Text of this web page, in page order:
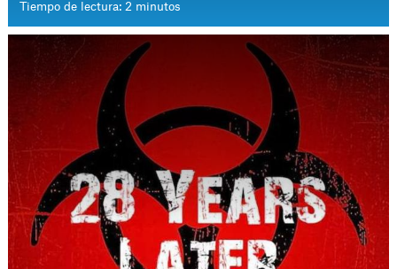
Tiempo de lectura: 2 minutos